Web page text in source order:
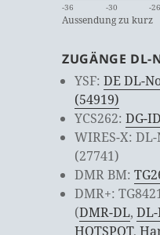
-36 -30 -26
Aussendung zu kurz
ZUGÄNGE DL-
YSF:DE DL-
(54919)
YCS262:DG-
WIRES-X:
(27741)
DMR BM:
DMR+:
(DMR-DL,DL-
HOTSPOT,